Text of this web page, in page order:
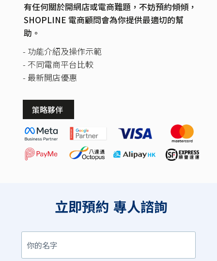
有任何關於開網店或電商難題，不妨預約傾傾，
SHOPLINE 電商顧問會為你提供最適切的幫
助。
策略夥伴
- 功能介紹及操作示範
- 不同電商平台比較
- 最新開店優惠
你
的
名
立即預約 專人諮詢